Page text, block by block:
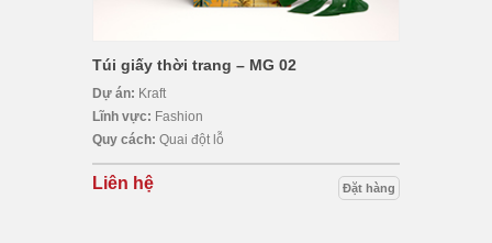
Túi giấy thời trang – MG 02
Dự án: Kraft
Lĩnh vực: Fashion
Quy cách: Quai đột lỗ
Liên hệ Đặt hàng